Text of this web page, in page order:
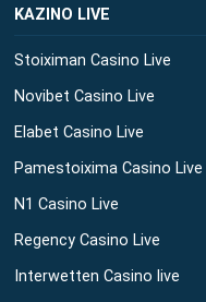
ΚΑΖΙΝΟ LIVE
Stoiximan Casino Live
Novibet Casino Live
Elabet Casino Live
Pamestoixima Casino Live
N1 Casino Live
Regency Casino Live
Interwetten Casino live